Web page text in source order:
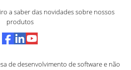
a saber das novidades sobre nossos
produtos
de desenvolvimento de software e não